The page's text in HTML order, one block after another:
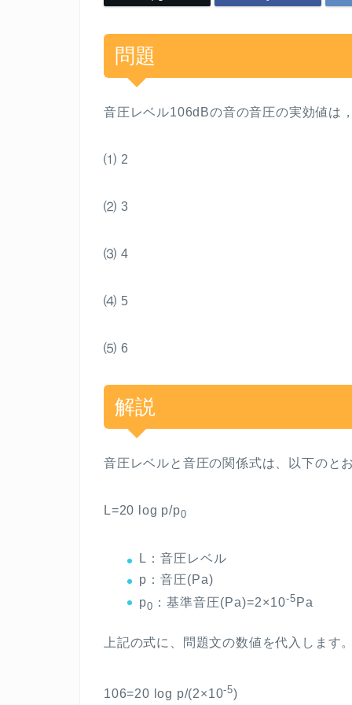
問題
音圧レベル106dBの音の音圧の実効値は
⑴ 2
⑵ 3
⑶ 4
⑷ 5
⑸ 6
解説
音圧レベルと音圧の関係式は、以下のと
L=20 log p/p0
L ：音圧レベル
p ：音圧(Pa)
p0 ：基準音圧(Pa)=2×10-5 Pa
上記の式に、問題文の数値を代入します。
106=20 log p/(2×10-5)